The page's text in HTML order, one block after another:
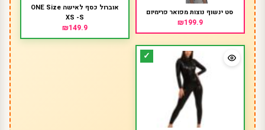
סט ינשוף נוצות מפואר פרימיום
₪199.9
אוברול כסף לאישה ONE Size
XS -S
₪149.9